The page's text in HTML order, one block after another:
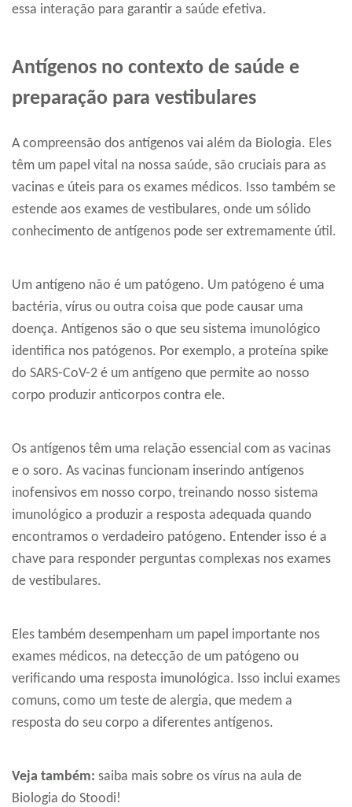
essa interação para garantir a saúde efetiva.
Antígenos no contexto de saúde e
preparação para vestibulares
A compreensão dos antígenos vai além da Biologia. Eles
têm um papel vital na nossa saúde, são cruciais para as
vacinas e úteis para os exames médicos. Isso também se
estende aos exames de vestibulares, onde um sólido
conhecimento de antígenos pode ser extremamente útil.
Um antígeno não é um patógeno. Um patógeno é uma
bactéria, vírus ou outra coisa que pode causar uma
doença. Antígenos são o que seu sistema imunológico
identifica nos patógenos. Por exemplo, a proteína spike
do SARS-CoV-2 é um antígeno que permite ao nosso
corpo produzir anticorpos contra ele.
Os antígenos têm uma relação essencial com as vacinas
e o soro. As vacinas funcionam inserindo antígenos
inofensivos em nosso corpo, treinando nosso sistema
imunológico a produzir a resposta adequada quando
encontramos o verdadeiro patógeno. Entender isso é a
chave para responder perguntas complexas nos exames
de vestibulares.
Eles também desempenham um papel importante nos
exames médicos, na detecção de um patógeno ou
verificando uma resposta imunológica. Isso inclui exames
comuns, como um teste de alergia, que medem a
resposta do seu corpo a diferentes antígenos.
Veja também: saiba mais sobre os vírus na aula de
Biologia do Stoodi!